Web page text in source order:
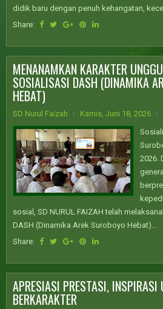
didik baru dengan penuh kehangatan,
Share:
MENANAMKAN KARAKTER
SOSIALISASI DASH (DINAMIKA
HEBAT)
SD Nurul Faizah Kamis, Juni 18, 2026
2026.
sosial, SD NURUL FAIZAH telah
DASH (Dinamika Arek Suroboyo Hebat)...
Share:
APRESIASI PRESTASI, INSPIRASI
BERKARAKTER